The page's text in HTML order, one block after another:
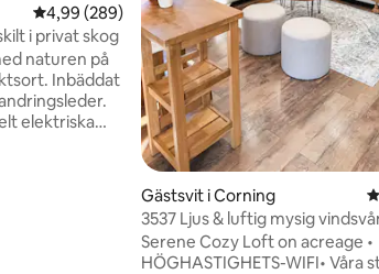
4,99 av 5 i genomsnittligt betyg, 289
4,99 (289)
i privat skog
naturen på
Inbäddat
elektriska
Gästsvit i Corning
3537 Ljus & luftig mysig
Serene Cozy Loft on acreage •
HÖGHASTIGHETS-WIFI• Våra städer lilla